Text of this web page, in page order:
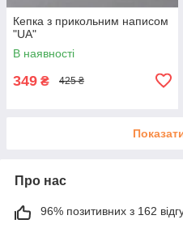
Кепка з прикольним написом
"UA"
В наявності
349 ₴ 425 ₴
Про нас
96% позитивних з 162